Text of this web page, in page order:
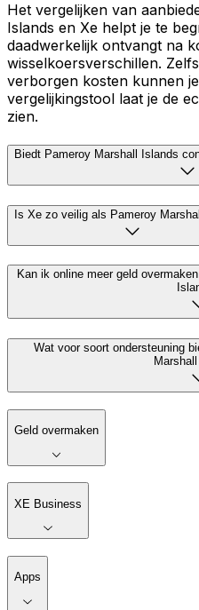
Het vergelijken van
Islands en Xe helpt je te
daadwerkelijk ontvangt na
wisselkoersverschillen.
verborgen kosten kunnen
vergelijkingstool laat je de
zien.
Biedt Pameroy Marshall Islands
Is Xe zo veilig als Pameroy
Kan ik online meer geld
Wat voor soort ondersteuning
Geld overmaken
XE Business
Apps